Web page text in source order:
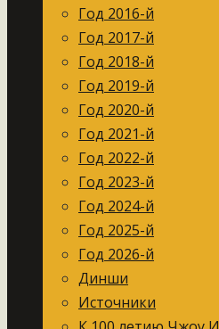
Год 2016-й
Год 2017-й
Год 2018-й
Год 2019-й
Год 2020-й
Год 2021-й
Год 2022-й
Год 2023-й
Год 2024-й
Год 2025-й
Год 2026-й
Динши
Источники